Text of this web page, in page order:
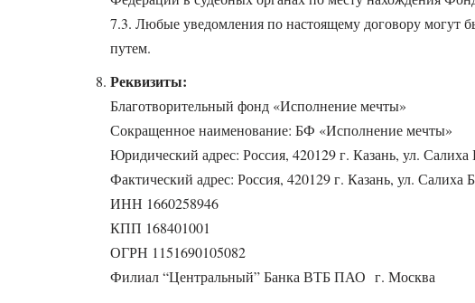
7.3. Любые уведомления по настоящему договору могут
путем.
Реквизиты:
Благотворительный фонд «Исполнение мечты»
Сокращенное наименование: БФ «Исполнение мечты»
Юридический адрес: Россия, 420129 г. Казань, ул. Салиха
Фактический адрес: Россия, 420129 г. Казань, ул. Салиха
ИНН 1660258946
КПП 168401001
ОГРН 1151690105082
Филиал “Центральный” Банка ВТБ ПАО г. Москва